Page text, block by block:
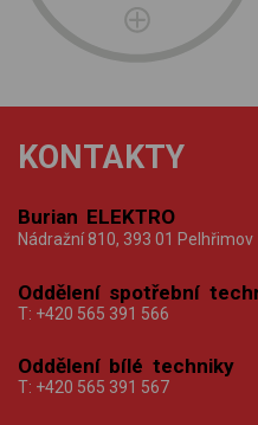
KONTAKTY
Burian ELEKTRO
Nádražní 810, 393 01 Pelhřimov
Oddělení spotřební
T: +420 565 391 566
Oddělení bílé techniky
T: +420 565 391 567